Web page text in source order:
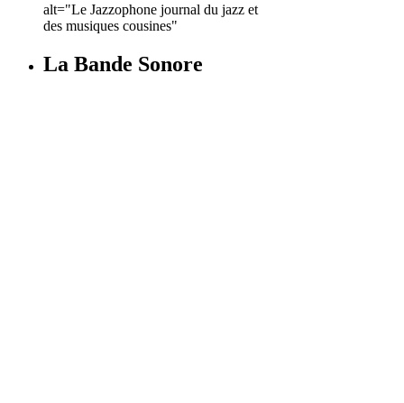
alt="Le Jazzophone journal du jazz et
des musiques cousines"
La Bande Sonore